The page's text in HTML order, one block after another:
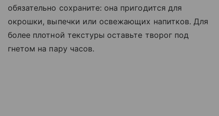
обязательно сохраните: она пригодится для
окрошки, выпечки или освежающих напитков. Для
более плотной текстуры оставьте творог под
гнетом на пару часов.